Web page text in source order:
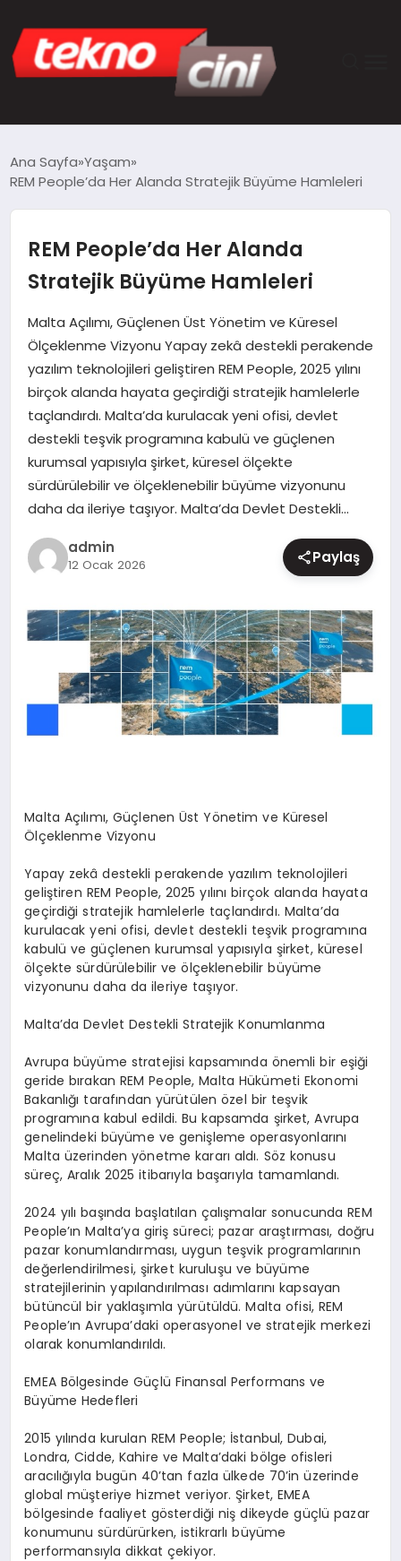
TEKNOLOJI
GÜNCEL
YAŞAM
SAĞLIK
DÜNYA
MAGAZIN
Ana Sayfa Yaşam
REM People’da Her Alanda Stratejik Büyüme Hamleleri
REM People’da Her Alanda
Stratejik Büyüme Hamleleri
Malta Açılımı, Güçlenen Üst Yönetim ve Küresel
Ölçeklenme Vizyonu Yapay zekâ destekli perakende
yazılım teknolojileri geliştiren REM People, 2025 yılını
birçok alanda hayata geçirdiği stratejik hamlelerle
taçlandırdı. Malta’da kurulacak yeni ofisi, devlet
destekli teşvik programına kabulü ve güçlenen
kurumsal yapısıyla şirket, küresel ölçekte
sürdürülebilir ve ölçeklenebilir büyüme vizyonunu
daha da ileriye taşıyor. Malta’da Devlet Destekli…
admin
12 Ocak 2026 Paylaş
Malta Açılımı, Güçlenen Üst Yönetim ve Küresel
Ölçeklenme Vizyonu
Yapay zekâ destekli perakende yazılım teknolojileri
geliştiren REM People, 2025 yılını birçok alanda hayata
geçirdiği stratejik hamlelerle taçlandırdı. Malta’da
kurulacak yeni ofisi, devlet destekli teşvik programına
kabulü ve güçlenen kurumsal yapısıyla şirket, küresel
ölçekte sürdürülebilir ve ölçeklenebilir büyüme
vizyonunu daha da ileriye taşıyor.
Malta’da Devlet Destekli Stratejik Konumlanma
Avrupa büyüme stratejisi kapsamında önemli bir eşiği
geride bırakan REM People, Malta Hükümeti Ekonomi
Bakanlığı tarafından yürütülen özel bir teşvik
programına kabul edildi. Bu kapsamda şirket, Avrupa
genelindeki büyüme ve genişleme operasyonlarını
Malta üzerinden yönetme kararı aldı. Söz konusu
süreç, Aralık 2025 itibarıyla başarıyla tamamlandı.
2024 yılı başında başlatılan çalışmalar sonucunda REM
People’ın Malta’ya giriş süreci; pazar araştırması, doğru
pazar konumlandırması, uygun teşvik programlarının
değerlendirilmesi, şirket kuruluşu ve büyüme
stratejilerinin yapılandırılması adımlarını kapsayan
bütüncül bir yaklaşımla yürütüldü. Malta ofisi, REM
People’ın Avrupa’daki operasyonel ve stratejik merkezi
olarak konumlandırıldı.
EMEA Bölgesinde Güçlü Finansal Performans ve
Büyüme Hedefleri
2015 yılında kurulan REM People; İstanbul, Dubai,
Londra, Cidde, Kahire ve Malta’daki bölge ofisleri
aracılığıyla bugün 40’tan fazla ülkede 70’in üzerinde
global müşteriye hizmet veriyor. Şirket, EMEA
bölgesinde faaliyet gösterdiği niş dikeyde güçlü pazar
konumunu sürdürürken, istikrarlı büyüme
performansıyla dikkat çekiyor.